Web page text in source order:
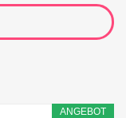
ANGEBOT